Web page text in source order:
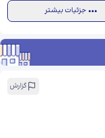
جزئیات بیشتر
گزارش